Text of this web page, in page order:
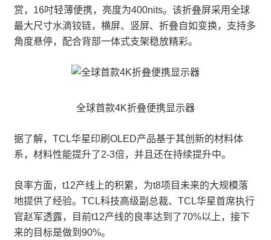
赏，16吋轻薄便携，亮度为400nits。该折叠屏采用全球
最大尺寸水滴铰链，横屏、竖屏、折叠自如变换，支持多
角度悬停，配合背部一体式支架稳放精彩。
全球首款4K折叠便携显示器
据了解，TCL华星印刷OLED产品基于其创新的材料体
系，材料性能提升了2-3倍，并且还在持续提升中。
良率方面，t12产线上的积累，为t8项目未来的大规模落
地提供了经验。TCL科技高级副总裁、TCL华星首席执行
官赵军透露，目前t12产线的良率达到了70%以上，接下
来的目标是做到90%。